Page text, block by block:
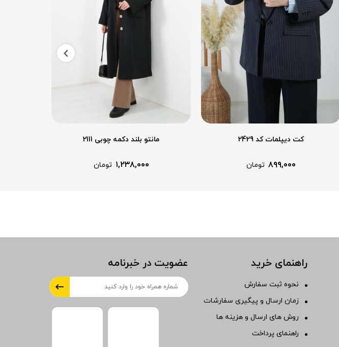
کت دیپلمات کد 2429
۸۹۹,۰۰۰ تومان
مانتو بلند دکمه چوبی 2111
۱,۲۳۸,۰۰۰ تومان
راهنمای خرید
نحوه ثبت سفارش
زمان ارسال و پیگیری سفارشات
روش های ارسال و هزینه ها
راهنمای پرداخت
عضویت در خبرنامه